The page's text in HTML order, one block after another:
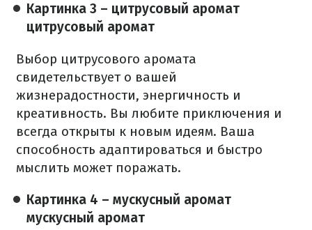
Картинка 3 – цитрусовый аромат
цитрусовый аромат
Выбор цитрусового аромата
свидетельствует о вашей
жизнерадостности, энергичность и
креативность. Вы любите приключения и
всегда открыты к новым идеям. Ваша
способность адаптироваться и быстро
мыслить может поражать.
Картинка 4 – мускусный аромат
мускусный аромат